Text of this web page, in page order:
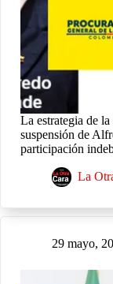
La estrategia de
suspensión de
participación
La
29 mayo,